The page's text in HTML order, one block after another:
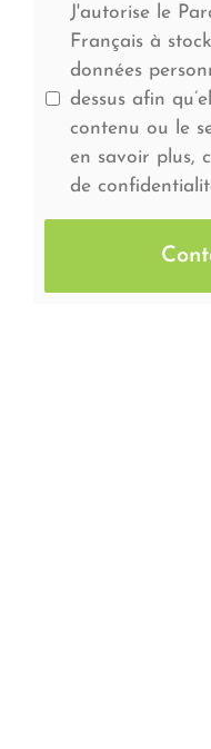
J'autorise le
Français à
données
dessus afin
contenu ou le
en savoir plus,
de